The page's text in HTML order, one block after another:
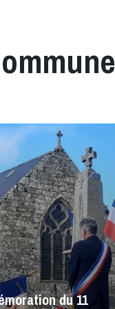
du 11